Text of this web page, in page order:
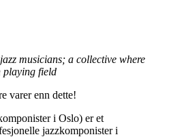
musicians; a collective where
playing field
varer enn dette!
i Oslo) er et
jazzkomponister i